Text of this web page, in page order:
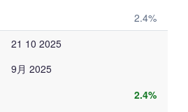
2.4%
21 10 2025
9月 2025
2.4%